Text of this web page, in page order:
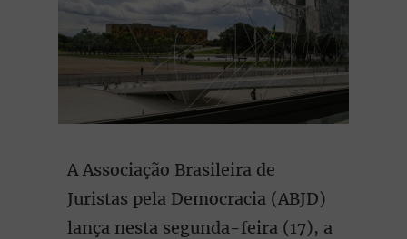
A Associação Brasileira de
Juristas pela Democracia (ABJD)
lança nesta segunda-feira (17), a